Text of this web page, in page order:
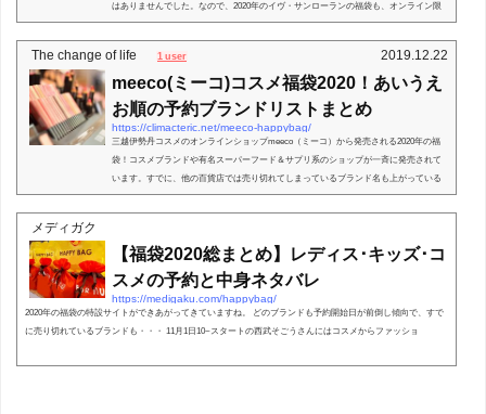
はありませんでした。なので、2020年のイヴ・サンローランの福袋も、オンライン限
定での発売の可能性が...
The change of life 1 user 2019.12.22
meeco(ミーコ)コスメ福袋2020！あいうえ
お順の予約ブランドリストまとめ
https://climacteric.net/meeco-happybag/
三越伊勢丹コスメのオンラインショップmeeco（ミーコ）から発売される2020年の福
袋！コスメブランドや有名スーパーフード＆サプリ系のショップが一斉に発売されて
います。すでに、他の百貨店では売り切れてしまっているブランド名も上がっている
ので、買いそびれたよ...
メディガク
【福袋2020総まとめ】レディス･キッズ･コ
スメの予約と中身ネタバレ
https://medigaku.com/happybag/
2020年の福袋の特設サイトができあがってきていますね。 どのブランドも予約開始日が前倒し傾向で、すで
に売り切れているブランドも・・・ 11月1日10~スタートの西武そごうさんにはコスメからファッショ